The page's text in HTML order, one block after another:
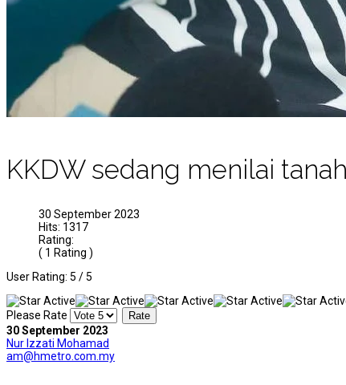
KKDW sedang menilai
30 September 2023
Hits: 1317
Rating:
( 1 Rating )
User Rating: 5 /5
Please Rate
30 September 2023
Nur Izzati Mohamad
am@hmetro.com.my